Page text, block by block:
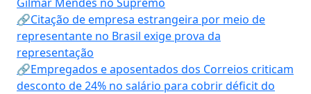
🔗Citação de empresa estrangeira por meio de
representante no Brasil exige prova da
representação
🔗Empregados e aposentados dos Correios criticam
desconto de 24% no salário para cobrir déficit do